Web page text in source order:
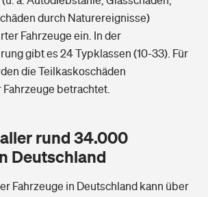
durch Naturereignisse)
Fahrzeuge ein. In der
gibt es 24 Typklassen (10-33). Für
die Teilkaskoschäden
betrachtet.
rund 34.000
Deutschland
Fahrzeuge in Deutschland kann über